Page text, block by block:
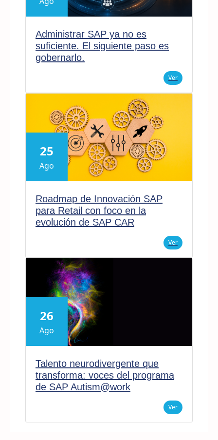
Administrar SAP ya no es
suficiente. El siguiente paso es
gobernarlo.
Ver
25
Ago
Roadmap de Innovación SAP
para Retail con foco en la
evolución de SAP CAR
Ver
26
Ago
Talento neurodivergente que
transforma: voces del programa
de SAP Autism@work
Ver